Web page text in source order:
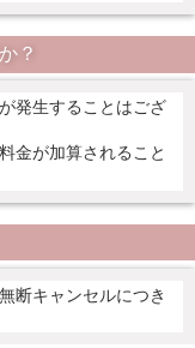
？
発生することはござ
金が加算されること
断キャンセルにつき